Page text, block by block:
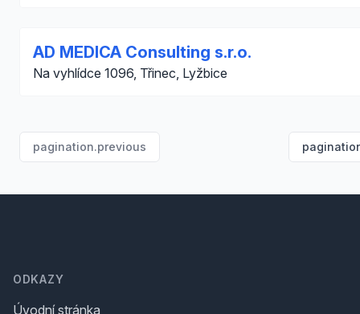
AD MEDICA Consulting s.r.o.
Na vyhlídce 1096, Třinec, Lyžbice
pagination.previous
ODKAZY
Úvodní stránka